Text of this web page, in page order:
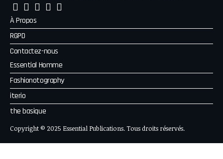
À Propos
RGPD
Contactez-nous
Essential Homme
Fashionotography
iterio
the basique
Copyright © 2025 Essential Publications. Tous droits réservés.